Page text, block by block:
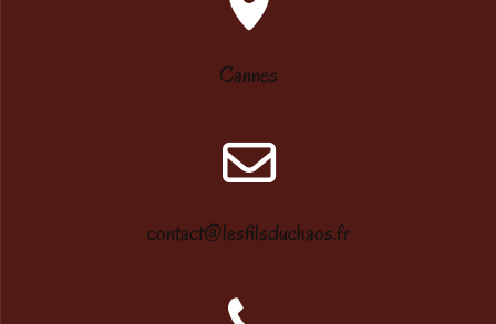
Cannes
contact@lesfilsduchaos.fr